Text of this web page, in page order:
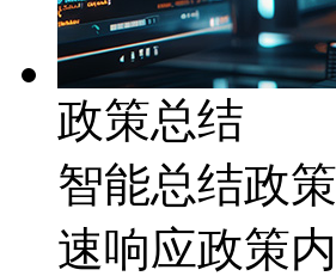
政策总结
智能总结政策
速响应政策内